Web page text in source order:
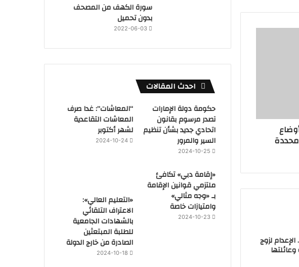
لزوج
سورة الكهف من المصحف
بدون تحميل
2022-06-03
احدث المقالات
حكومة دولة الإمارات
تصدر مرسوم بقانون
اتحادي جديد بشأن تنظيم
السير والمرور
2024-10-25
“المعاشات”: غدا صرف
المعاشات التقاعدية
لشهر أكتوبر
2024-10-24
«إقامة دبي» تكافئ
ملتزمي قوانين الإقامة
بـ «وجه مثالي»
وامتيازات خاصة
2024-10-23
«التعليم العالي»:
الاعتراف التلقائي
بالشهادات الجامعية
للطلبة المبتعثين
الصادرة من خارج الدولة
2024-10-18